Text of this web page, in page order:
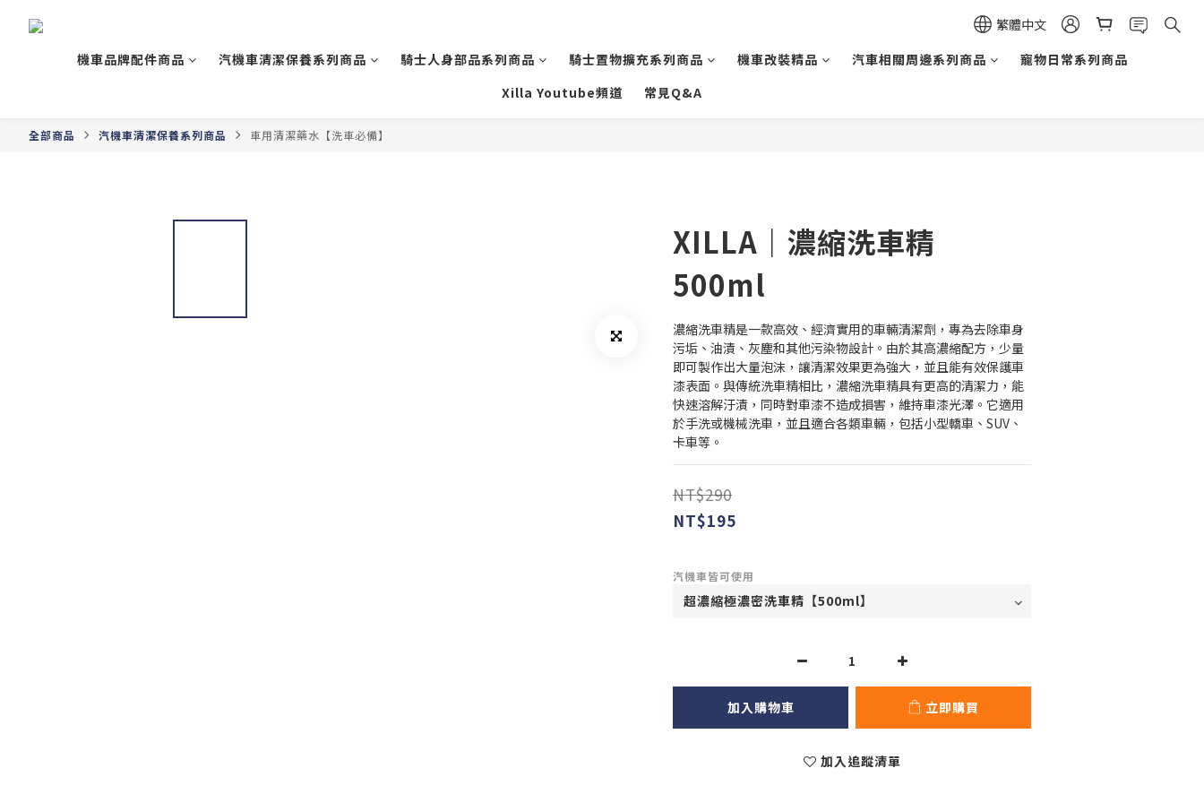
繁體中文
機車品牌配件商品
汽機車清潔保養系列商品 騎士人身部品系列商品 騎士置物擴充系列商品 機車改裝精品 汽車相關周邊系列商品
寵物日常系列商品
Xilla Youtube頻道
常見Q&A
全部商品 汽機車清潔保養系列商品 車用清潔藥水【洗車必備】
XILLA｜濃縮洗車精
500ml
濃縮洗車精是一款高效、經濟實用的車輛清潔劑，專為去除車身
污垢、油漬、灰塵和其他污染物設計。由於其高濃縮配方，少量
即可製作出大量泡沫，讓清潔效果更為強大，並且能有效保護車
漆表面。與傳統洗車精相比，濃縮洗車精具有更高的清潔力，能
快速溶解汙漬，同時對車漆不造成損害，維持車漆光澤。它適用
於手洗或機械洗車，並且適合各類車輛，包括小型轎車、SUV、
卡車等。
NT$290
NT$195
汽機車皆可使用
加入購物車 立即購買
加入追蹤清單